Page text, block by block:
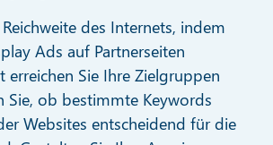
des Internets, indem
Ads auf Partnerseiten
erreichen Sie Ihre Zielgruppen
Sie, ob bestimmte Keywords
Websites entscheidend für die